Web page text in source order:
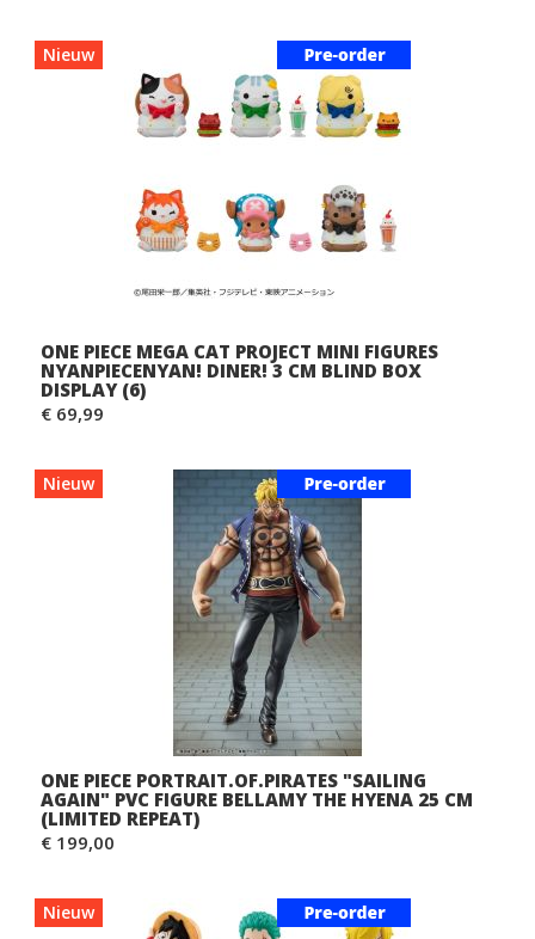
Nieuw
ONE PIECE MEGA CAT PROJECT MINI FIGURES
NYANPIECENYAN! DINER! 3 CM BLIND BOX
DISPLAY (6)
€ 69,99
Nieuw
ONE PIECE PORTRAIT.OF.PIRATES "SAILING
AGAIN" PVC FIGURE BELLAMY THE HYENA 25 CM
(LIMITED REPEAT)
€ 199,00
Nieuw